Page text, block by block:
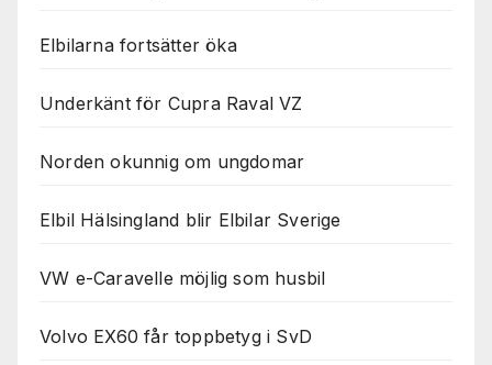
Elbilarna fortsätter öka
Underkänt för Cupra Raval VZ
Norden okunnig om ungdomar
Elbil Hälsingland blir Elbilar Sverige
VW e-Caravelle möjlig som husbil
Volvo EX60 får toppbetyg i SvD